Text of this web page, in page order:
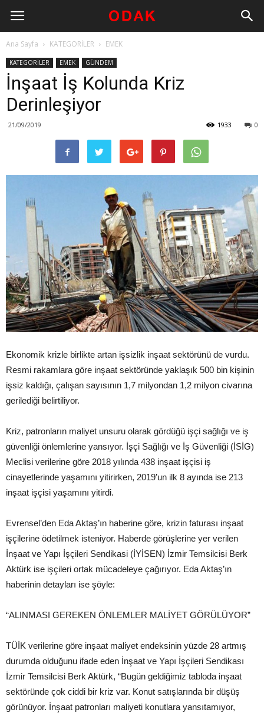
Ana Sayfa KATEGORİLER EMEK
KATEGORİLER EMEK GÜNDEM
İnşaat İş Kolunda Kriz
Derinleşiyor
21/09/2019 0
1933
Ekonomik krizle birlikte artan işsizlik inşaat sektörünü de vurdu.
Resmi rakamlara göre inşaat sektöründe yaklaşık 500 bin kişinin
işsiz kaldığı, çalışan sayısının 1,7 milyondan 1,2 milyon civarına
gerilediği belirtiliyor.
Kriz, patronların maliyet unsuru olarak gördüğü işçi sağlığı ve iş
güvenliği önlemlerine yansıyor. İşçi Sağlığı ve İş Güvenliği (İSİG)
Meclisi verilerine göre 2018 yılında 438 inşaat işçisi iş
cinayetlerinde yaşamını yitirirken, 2019’un ilk 8 ayında ise 213
inşaat işçisi yaşamını yitirdi.
Evrensel’den Eda Aktaş’ın haberine göre, krizin faturası inşaat
işçilerine ödetilmek isteniyor. Haberde görüşlerine yer verilen
İnşaat ve Yapı İşçileri Sendikasi (İYİSEN) İzmir Temsilcisi Berk
Aktürk ise işçileri ortak mücadeleye çağırıyor. Eda Aktaş’ın
haberinin detayları ise şöyle:
“ALINMASI GEREKEN ÖNLEMLER MALİYET GÖRÜLÜYOR”
TÜİK verilerine göre inşaat maliyet endeksinin yüzde 28 artmış
durumda olduğunu ifade eden İnşaat ve Yapı İşçileri Sendikası
İzmir Temsilcisi Berk Aktürk, “Bugün geldiğimiz tabloda inşaat
sektöründe çok ciddi bir kriz var. Konut satışlarında bir düşüş
görünüyor. İnşaat patronları maliyeti konutlara yansıtamıyor,